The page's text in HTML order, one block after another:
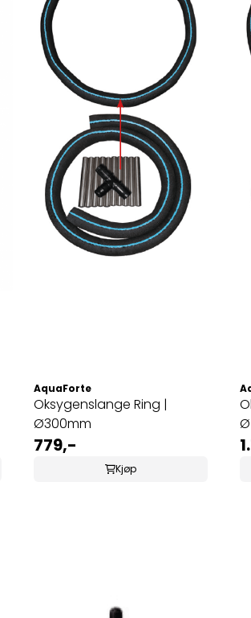
AquaForte
Oksygenslange Ring |
Ø300mm
779,-
Kjøp